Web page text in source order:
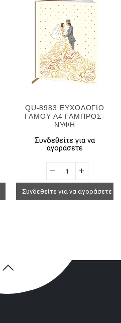
QU-8983 ΕΥΧΟΛΟΓΙΟ
ΓΑΜΟΥ Α4 ΓΑΜΠΡΟΣ-
ΝΥΦΗ
Συνδεθείτε για να
αγοράσετε
Συνδεθείτε για να αγοράσετε